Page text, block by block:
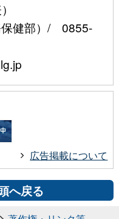
保健部）/ 0855-
広告掲載について
へ戻る